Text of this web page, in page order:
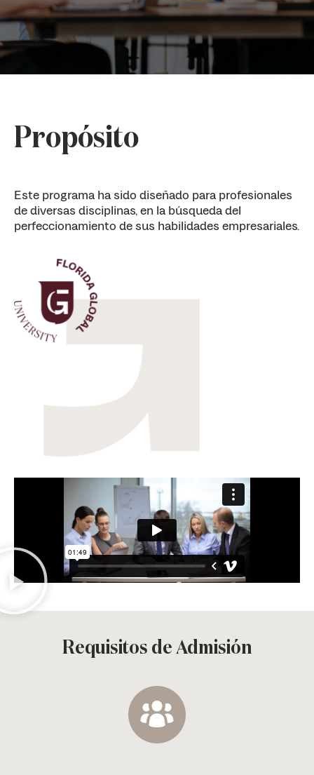
Propósito
Este programa ha sido diseñado para profesionales
de diversas disciplinas, en la búsqueda del
perfeccionamiento de sus habilidades empresariales.
Requisitos de Admisión